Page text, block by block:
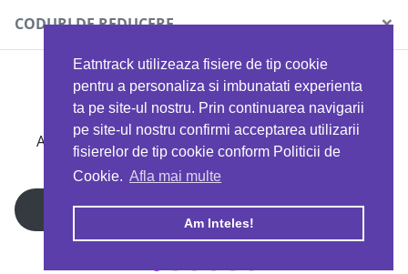
Eatntrack utilizeaza fisiere de tip cookie
pentru a personaliza si imbunatati experienta
ta pe site-ul nostru. Prin continuarea navigarii
pe site-ul nostru confirmi acceptarea utilizarii
fisierelor de tip cookie conform Politicii de
Cookie. Afla mai multe
Am Inteles!
Politica de confidențialitate
Copyright © 2026 EAT & TRACK S.R.L
CODURI DE REDUCERE ×
MYPROTEIN
Ai 40%reducere la orice comandă folosind codul
EATTRACK
Profită acum